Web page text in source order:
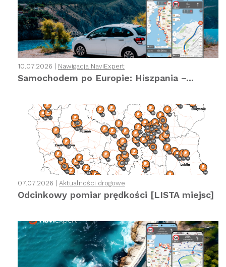
10.07.2026 | Nawigacja NaviExpert
Samochodem po Europie: Hiszpania –...
07.07.2026 | Aktualności drogowe
Odcinkowy pomiar prędkości [LISTA miejsc]